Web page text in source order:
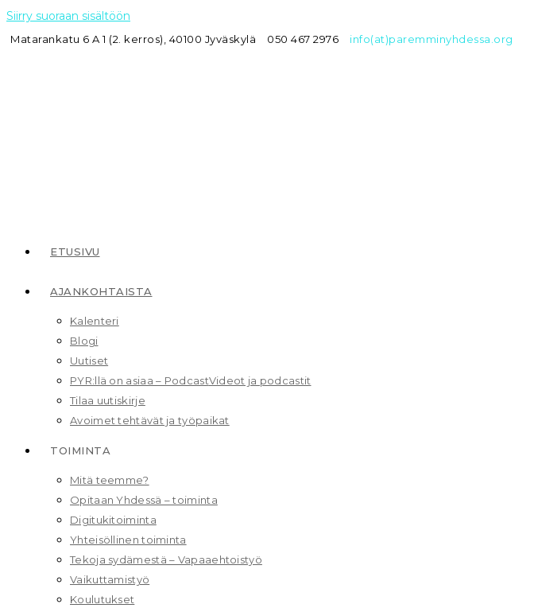
Siirry suoraan sisältöön
Matarankatu 6 A 1 (2. kerros), 40100 Jyväskylä 050 467 2976 info(at)paremminyhdessa.org
ETUSIVU
AJANKOHTAISTA
Kalenteri
Blogi
Uutiset
PYR:llä on asiaa – PodcastVideot ja podcastit
Tilaa uutiskirje
Avoimet tehtävät ja työpaikat
TOIMINTA
Mitä teemme?
Opitaan Yhdessä – toiminta
Digitukitoiminta
Yhteisöllinen toiminta
Tekoja sydämestä – Vapaaehtoistyö
Vaikuttamistyö
Koulutukset